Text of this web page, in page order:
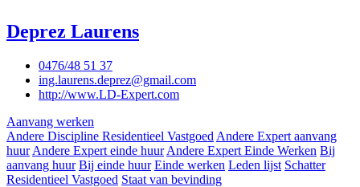
Deprez Laurens
0476/48 51 37
ing.laurens.deprez@gmail.com
http://www.LD-Expert.com
Aanvang werken
Andere Discipline Residentieel Vastgoed Andere Expert aanvang
huur Andere Expert einde huur Andere Expert Einde Werken Bij
aanvang huur Bij einde huur Einde werken Leden lijst Schatter
Residentieel Vastgoed Staat van bevinding